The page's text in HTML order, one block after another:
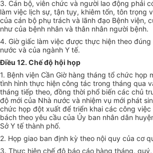
3. Cán bộ, viên chức và người lao động phải
làm việc lịch sự, tận tụy, khiêm tốn, tôn trọng
của cán bộ phụ trách và lãnh đạo Bệnh viện,
như của bệnh nhân và thân nhân người bệnh.
4. Giờ giấc làm việc được thực hiện theo
nước và của ngành Y tế.
Điều 12. Chế độ hội họp
1. Bệnh viện Cần Giờ hàng tháng tổ chức họp
tình hình thực hiện công tác trong tháng qua
tháng tiếp theo, đồng thời phổ biến các chủ
độ mới của Nhà nước và nhiệm vụ mới phát
chức họp đột xuất để triển khai các công
bách theo yêu cầu của Ủy ban nhân dân
Sở Y tế thành phố.
2. Họp giao ban định kỳ theo nội quy của cơ
3. Thực hiện chế độ báo cáo hàng tháng,